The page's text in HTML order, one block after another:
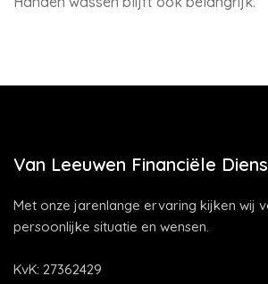
Van Leeuwen Financiële
Met onze jarenlange ervaring kijken wij
persoonlijke situatie en wensen.
KvK: 27362429